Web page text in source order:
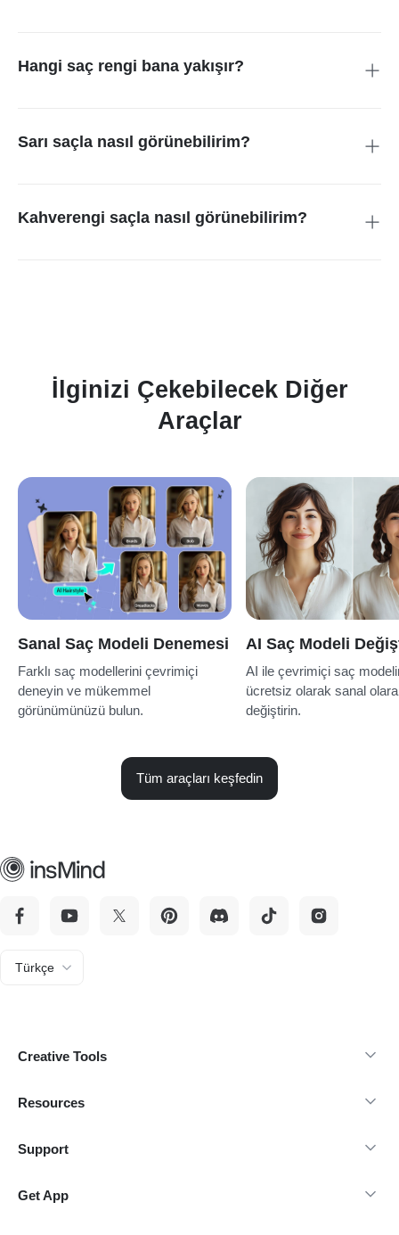
Hangi saç rengi bana yakışır?
Sarı saçla nasıl görünebilirim?
Kahverengi saçla nasıl görünebilirim?
İlginizi Çekebilecek Diğer
Araçlar
Sanal Saç Modeli Denemesi
Farklı saç modellerini çevrimiçi
deneyin ve mükemmel
görünümünüzü bulun.
AI Saç Modeli
AI ile çevrimiçi saç
ücretsiz olarak sanal
değiştirin.
Tüm araçları keşfedin
Türkçe
Creative Tools
Resources
Support
Get App